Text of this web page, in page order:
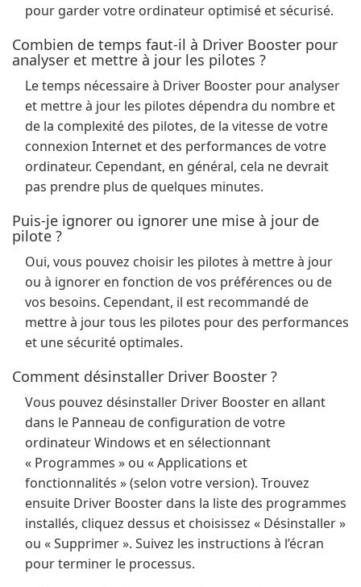
pour garder votre ordinateur optimisé et sécurisé.
Combien de temps faut-il à Driver Booster pour
analyser et mettre à jour les pilotes ?
Le temps nécessaire à Driver Booster pour analyser
et mettre à jour les pilotes dépendra du nombre et
de la complexité des pilotes, de la vitesse de votre
connexion Internet et des performances de votre
ordinateur. Cependant, en général, cela ne devrait
pas prendre plus de quelques minutes.
Puis-je ignorer ou ignorer une mise à jour de
pilote ?
Oui, vous pouvez choisir les pilotes à mettre à jour
ou à ignorer en fonction de vos préférences ou de
vos besoins. Cependant, il est recommandé de
mettre à jour tous les pilotes pour des performances
et une sécurité optimales.
Comment désinstaller Driver Booster ?
Vous pouvez désinstaller Driver Booster en allant
dans le Panneau de configuration de votre
ordinateur Windows et en sélectionnant
« Programmes » ou « Applications et
fonctionnalités » (selon votre version). Trouvez
ensuite Driver Booster dans la liste des programmes
installés, cliquez dessus et choisissez « Désinstaller »
ou « Supprimer ». Suivez les instructions à l’écran
pour terminer le processus.